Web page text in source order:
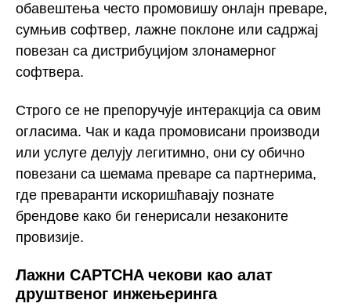
обавештења често промовишу онлајн преваре,
сумњив софтвер, лажне поклоне или садржај
повезан са дистрибуцијом злонамерног
софтвера.
Строго се не препоручује интеракција са овим
огласима. Чак и када промовисани производи
или услуге делују легитимно, они су обично
повезани са шемама преваре са партнерима,
где преваранти искоришћавају познате
брендове како би генерисали незаконите
провизије.
Лажни CAPTCHA чекови као алат
друштвеног инжењеринга